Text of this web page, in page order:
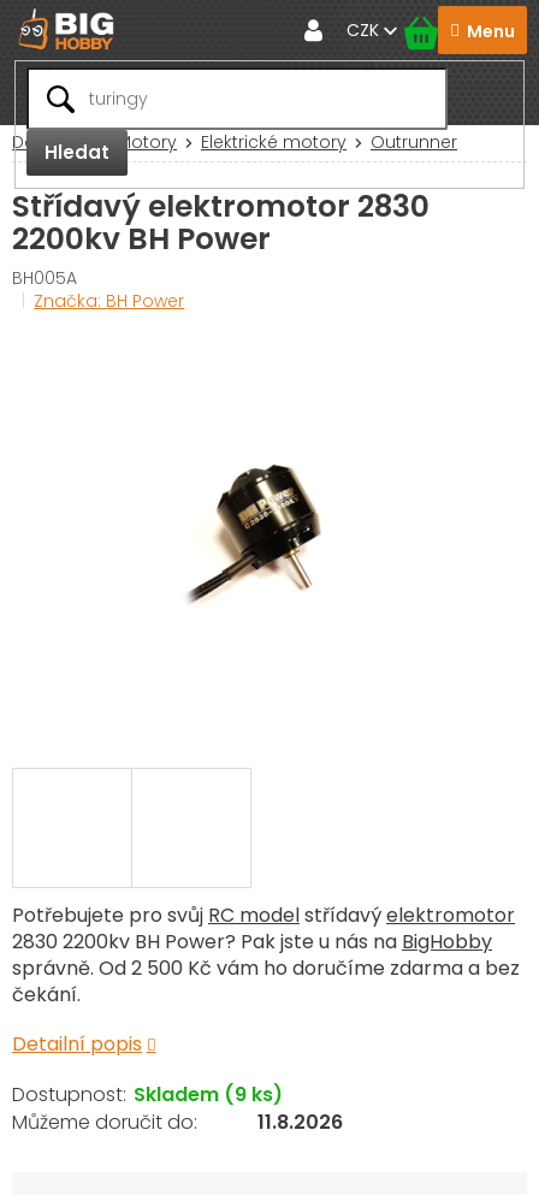
Přejít
na
obsah
Hledat
CZK
Domů RC Motory Elektrické motory Outrunner
Střídavý elektromotor 2830
2200kv BH Power
BH005A
Značka: BH Power
Potřebujete pro svůj RC modelstřídavýelektromotor
2830 2200kv BH Power? Pak jste u nás na BigHobby
správně. Od 2 500 Kč vám ho doručíme zdarma a bez
čekání.
Detailní popis
Skladem (9 ks)
11.8.2026